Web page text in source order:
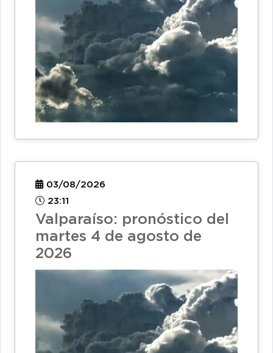
03/08/2026
23:11
Valparaíso: pronóstico del
martes 4 de agosto de
2026